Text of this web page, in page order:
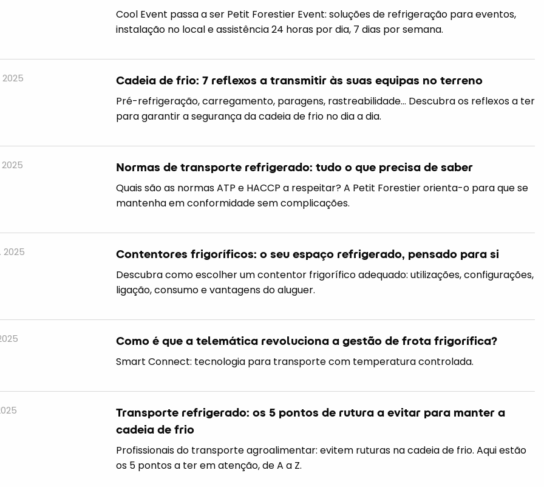
Cool Event passa a ser Petit Forestier Event: soluções de refrigeração para eventos,
instalação no local e assistência 24 horas por dia, 7 dias por semana.
2025 Cadeia de frio: 7 reflexos a transmitir às suas equipas no terreno
Pré-refrigeração, carregamento, paragens, rastreabilidade… Descubra os reflexos a ter
para garantir a segurança da cadeia de frio no dia a dia.
Normas de transporte refrigerado: tudo o que precisa de saber
Quais são as normas ATP e HACCP a respeitar? A Petit Forestier orienta-o para que se
mantenha em conformidade sem complicações.
Contentores frigoríficos: o seu espaço refrigerado, pensado para si
Descubra como escolher um contentor frigorífico adequado: utilizações, configurações,
ligação, consumo e vantagens do aluguer.
Como é que a telemática revoluciona a gestão de frota frigorífica?
Smart Connect: tecnologia para transporte com temperatura controlada.
Transporte refrigerado: os 5 pontos de rutura a evitar para manter a
cadeia de frio
Profissionais do transporte agroalimentar: evitem ruturas na cadeia de frio. Aqui estão
os 5 pontos a ter em atenção, de A a Z.